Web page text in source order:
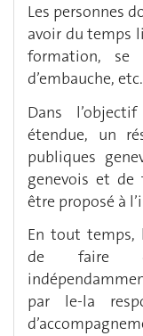
Les personnes
avoir du temps
formation, se
d’embauche,
Dans
étendue, un
publiques
genevois et
être proposé à
En tout temps,
de faire
par le-la